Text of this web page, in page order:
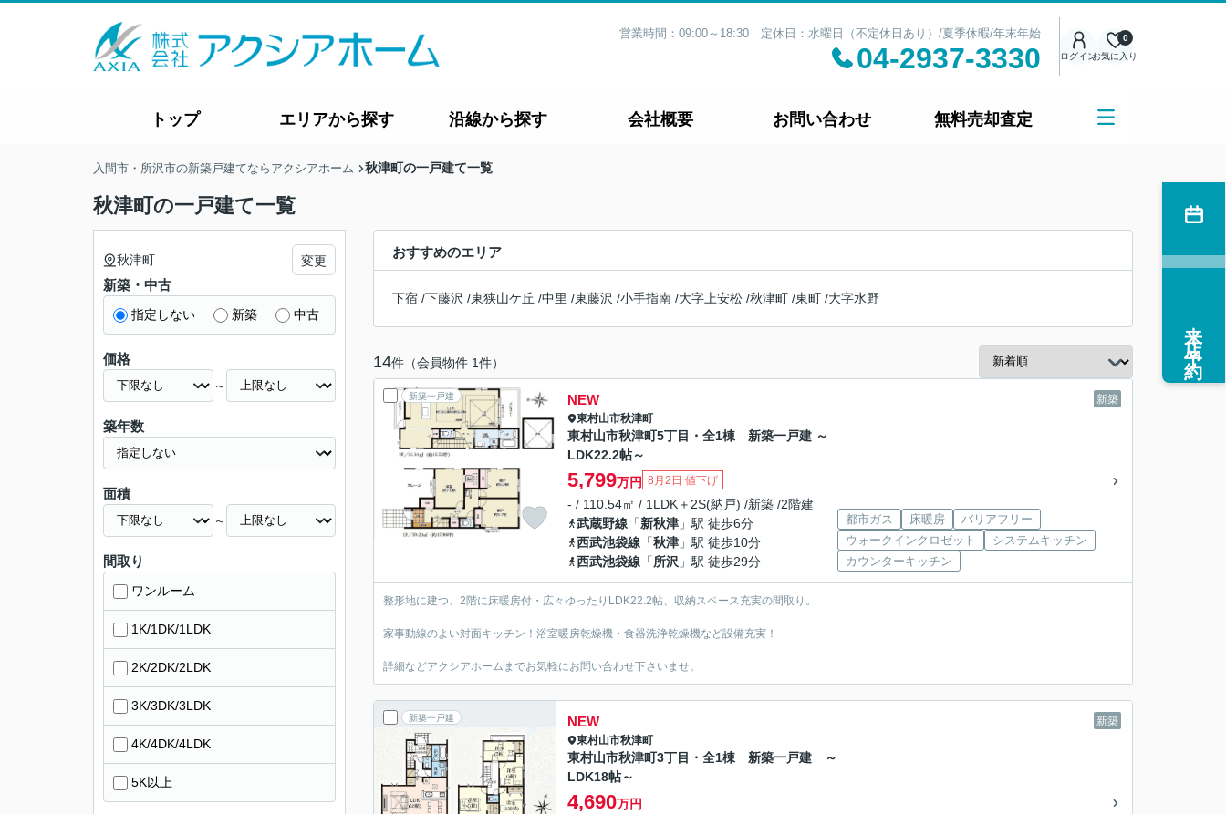
営業時間：09:00～18:30 定休日：水曜日（不定休日あり）/夏季休暇/年末年始
04-2937-3330 ログインお気に入り
0
トップ エリアから探す 沿線から探す 会社概要 お問い合わせ 無料売却査定
入間市・所沢市の新築戸建てならアクシアホーム 秋津町の一戸建て一覧
秋津町の一戸建て一覧
おすすめのエリア
下宿 /下藤沢 /東狭山ケ丘 /中里 /東藤沢 /小手指南 /大字上安松 /秋津町 /東町 /大字水野
14件（会員物件 1件）
新築一戸建 新築
NEW
東村山市秋津町
東村山市秋津町5丁目・全1棟 新築一戸建 ～
LDK22.2帖～
5,799万円 8月2日 値下げ
- / 110.54㎡ / 1LDK＋2S(納戸) /新築 /2階建
武蔵野線 「新秋津 」駅 徒歩6分
西武池袋線 「秋津 」駅 徒歩10分
西武池袋線 「所沢 」駅 徒歩29分
都市ガス 床暖房
バリアフリー
ウォークインクロゼット
システムキッチン
カウンターキッチン
整形地に建つ、2階に床暖房付・広々ゆったりLDK22.2帖、収納スペース充実の間取り。
家事動線のよい対面キッチン！浴室暖房乾燥機・食器洗浄乾燥機など設備充実！
詳細などアクシアホームまでお気軽にお問い合わせ下さいませ。
新築一戸建 新築
NEW
東村山市秋津町
東村山市秋津町3丁目・全1棟 新築一戸建 ～
LDK18帖～
4,690万円
秋津町 変更
新築・中古
指定しない 新築 中古
価格
～
築年数
面積
～
間取り
ワンルーム
1K/1DK/1LDK
2K/2DK/2LDK
3K/3DK/3LDK
4K/4DK/4LDK
5K以上
来店予約